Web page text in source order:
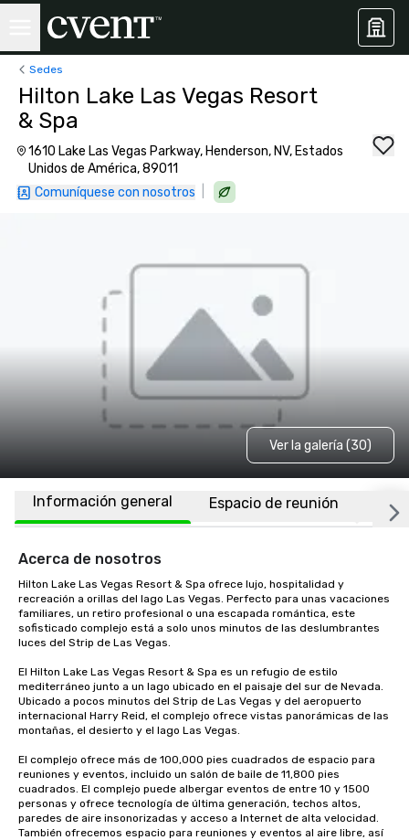
Sedes
Hilton Lake Las Vegas Resort
& Spa
1610 Lake Las Vegas Parkway, Henderson, NV, Estados
Unidos de América, 89011
Comuníquese con nosotros
Ver la galería (30)
Información general Espacio de reunión
Acerca de nosotros
Hilton Lake Las Vegas Resort & Spa ofrece lujo, hospitalidad y
recreación a orillas del lago Las Vegas. Perfecto para unas vacaciones
familiares, un retiro profesional o una escapada romántica, este
sofisticado complejo está a solo unos minutos de las deslumbrantes
luces del Strip de Las Vegas.
El Hilton Lake Las Vegas Resort & Spa es un refugio de estilo
mediterráneo junto a un lago ubicado en el paisaje del sur de Nevada.
Ubicado a pocos minutos del Strip de Las Vegas y del aeropuerto
internacional Harry Reid, el complejo ofrece vistas panorámicas de las
montañas, el desierto y el lago Las Vegas.
El complejo ofrece más de 100,000 pies cuadrados de espacio para
reuniones y eventos, incluido un salón de baile de 11,800 pies
cuadrados. El complejo puede albergar eventos de entre 10 y 1500
personas y ofrece tecnología de última generación, techos altos,
paredes de aire insonorizadas y acceso a Internet de alta velocidad.
También ofrecemos espacio para reuniones y eventos al aire libre, así